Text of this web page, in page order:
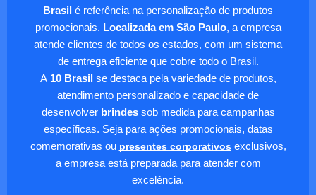
Brasil é referência na personalização de produtos
promocionais. Localizada em São Paulo, a empresa
atende clientes de todos os estados, com um sistema
de entrega eficiente que cobre todo o Brasil.
A10 Brasilse destaca pela variedade de produtos,
atendimento personalizado e capacidade de
desenvolver brindessob medida para campanhas
específicas. Seja para ações promocionais, datas
comemorativas ou presentes corporativosexclusivos,
a empresa está preparada para atender com
excelência.